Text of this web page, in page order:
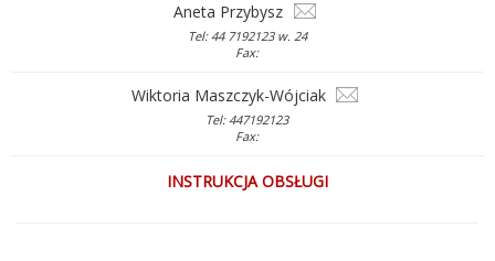
Aneta Przybysz
Tel: 44 7192123 w. 24
Fax:
Wiktoria Maszczyk-Wójciak
Tel: 447192123
Fax:
INSTRUKCJA OBSŁUGI